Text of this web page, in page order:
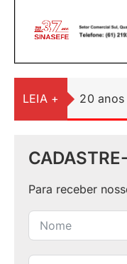
LEIA + 20
Para receber